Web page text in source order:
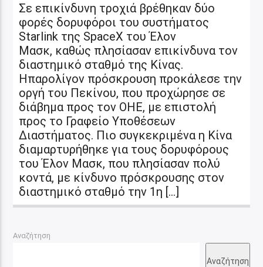
Σε επικίνδυνη τροχιά βρέθηκαν δύο
φορές δορυφόροι του συστήματος
Starlink της SpaceX του Έλον
Μασκ, καθώς πλησίασαν επικίνδυνα τον
διαστημικό σταθμό της Κίνας.
Ηπαρολίγον πρόσκρουση προκάλεσε την
οργή του Πεκίνου, που προχώρησε σε
διάβημα προς τον ΟΗΕ, με επιστολή
προς το Γραφείο Υποθέσεων
Διαστήματος. Πιο συγκεκριμένα η Κίνα
διαμαρτυρήθηκε για τους δορυφόρους
του Έλον Μασκ, που πλησίασαν πολύ
κοντά, με κίνδυνο πρόσκρουσης στον
διαστημικό σταθμό την 1η […]
Αναζήτηση
Αναζήτηση